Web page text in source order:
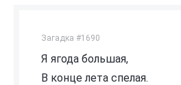
Загадка #1690
Я ягода большая,
В конце лета спелая.